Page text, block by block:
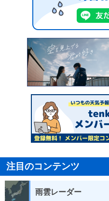
注目のコンテンツ
雨雲レーダー